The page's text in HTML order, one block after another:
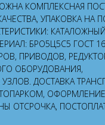
КОМПЛЕКСНАЯ
УПАКОВКА НА
БРО5Ц5С5 ГОСТ
ПРИВОДОВ,
ОБОРУДОВАНИЯ,
ДОСТАВКА
ОТСРОЧКА,